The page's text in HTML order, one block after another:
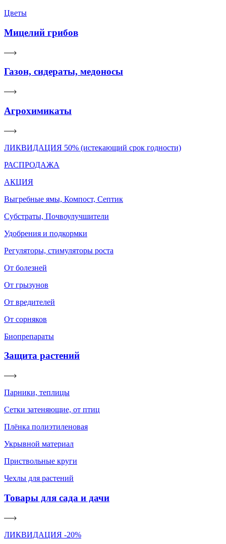
Цветы
Мицелий грибов
Газон, сидераты, медоносы
Агрохимикаты
ЛИКВИДАЦИЯ 50% (истекающий срок годности)
РАСПРОДАЖА
АКЦИЯ
Выгребные ямы, Компост, Септик
Субстраты, Почвоулучшители
Удобрения и подкормки
Регуляторы, стимуляторы роста
От болезней
От грызунов
От вредителей
От сорняков
Биопрепараты
Защита растений
Парники, теплицы
Сетки затеняющие, от птиц
Плёнка полиэтиленовая
Укрывной материал
Приствольные круги
Чехлы для растений
Товары для сада и дачи
ЛИКВИДАЦИЯ -20%